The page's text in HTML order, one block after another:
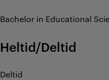
Bachelor in Educational
Heltid/Deltid
Deltid